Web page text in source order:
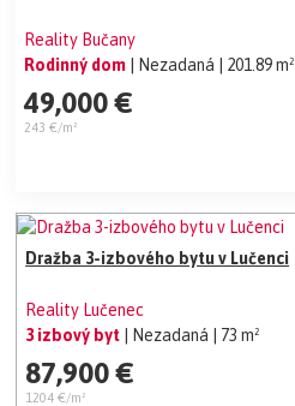
Reality Bučany
Rodinný dom
| Nezadaná | 201.89 m²
49,000 €
243 €/m²
Dražba 3-izbového bytu v Lučenci
Reality Lučenec
3 izbový byt | Nezadaná | 73 m²
87,900 €
1204 €/m²